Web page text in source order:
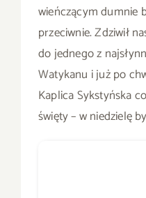
wieńczącym dumnie
przeciwnie. Zdziwił
do jednego z
Watykanu i już po
Kaplica Sykstyńska
święty – w niedzielę